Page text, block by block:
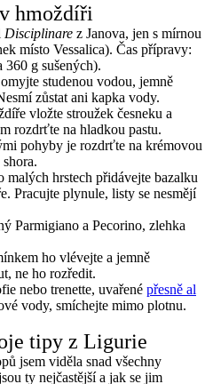
hmoždíři
Disciplinare z Janova, jen s mírnou
místo Vessalica). Čas přípravy:
360 g sušených).
studenou vodou, jemně
zůstat ani kapka vody.
vložte stroužek česneku a
rozdrťte na hladkou pastu.
pohyby je rozdrťte na krémovou
malých hrstech přidávejte bazalku
Pracujte plynule, listy se nesmějí
Parmigiano a Pecorino, zlehka
ho vlévejte a jemně
ne ho rozředit.
nebo trenette, uvařené přesně al
vody, smíchejte mimo plotnu.
tipy z Ligurie
jsem viděla snad všechny
ty nejčastější a jak se jim